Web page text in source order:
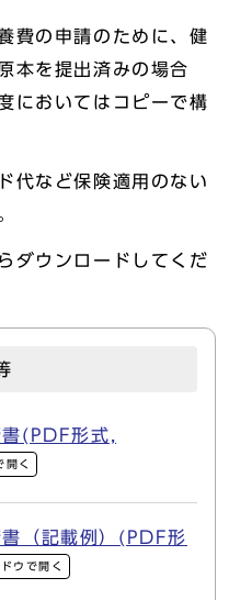
費の申請のために、健
本を提出済みの場合
においてはコピーで構
代など保険適用のない
ダウンロードしてくだ
(PDF形式,
開く
（記載例）(PDF形
ウで開く